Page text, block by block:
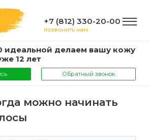
+7 (812) 330-20-00
позвонить нам
идеальной делаем вашу кожу
12 лет
Обратный звонок
можно начинать